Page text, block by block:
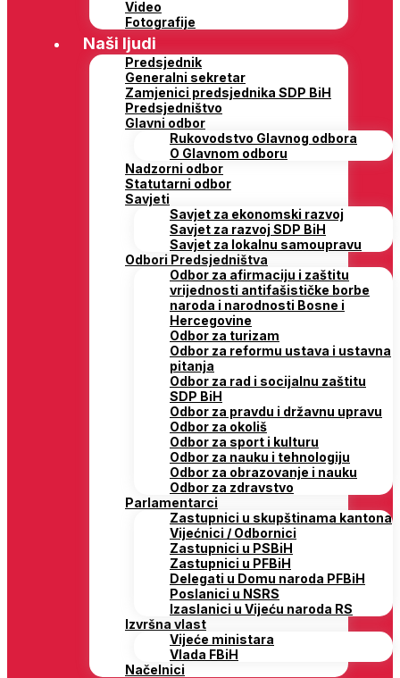
Video
Fotografije
Naši ljudi
Predsjednik
Generalni sekretar
Zamjenici predsjednika SDP BiH
Predsjedništvo
Glavni odbor
Rukovodstvo Glavnog odbora
O Glavnom odboru
Nadzorni odbor
Statutarni odbor
Savjeti
Savjet za ekonomski razvoj
Savjet za razvoj SDP BiH
Savjet za lokalnu samoupravu
Odbori Predsjedništva
Odbor za afirmaciju i zaštitu
vrijednosti antifašističke borbe
naroda i narodnosti Bosne i
Hercegovine
Odbor za turizam
Odbor za reformu ustava i ustavna
pitanja
Odbor za rad i socijalnu zaštitu
SDP BiH
Odbor za pravdu i državnu upravu
Odbor za okoliš
Odbor za sport i kulturu
Odbor za nauku i tehnologiju
Odbor za obrazovanje i nauku
Odbor za zdravstvo
Parlamentarci
Zastupnici u skupštinama kantona
Vijećnici / Odbornici
Zastupnici u PSBiH
Zastupnici u PFBiH
Delegati u Domu naroda PFBiH
Poslanici u NSRS
Izaslanici u Vijeću naroda RS
Izvršna vlast
Vijeće ministara
Vlada FBiH
Načelnici